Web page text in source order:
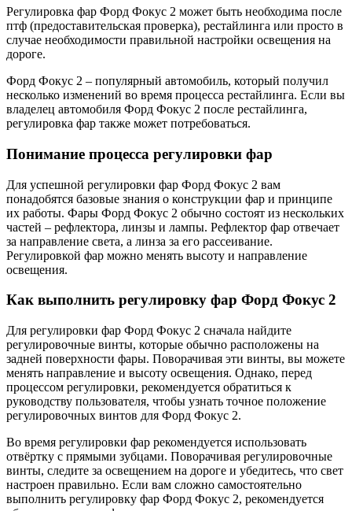
Регулировка фар Форд Фокус 2 может быть необходима после
птф (предоставительская проверка), рестайлинга или просто в
случае необходимости правильной настройки освещения на
дороге.
Форд Фокус 2 – популярный автомобиль, который получил
несколько изменений во время процесса рестайлинга. Если вы
владелец автомобиля Форд Фокус 2 после рестайлинга,
регулировка фар также может потребоваться.
Понимание процесса регулировки фар
Для успешной регулировки фар Форд Фокус 2 вам
понадобятся базовые знания о конструкции фар и принципе
их работы. Фары Форд Фокус 2 обычно состоят из нескольких
частей – рефлектора, линзы и лампы. Рефлектор фар отвечает
за направление света, а линза за его рассеивание.
Регулировкой фар можно менять высоту и направление
освещения.
Как выполнить регулировку фар Форд Фокус 2
Для регулировки фар Форд Фокус 2 сначала найдите
регулировочные винты, которые обычно расположены на
задней поверхности фары. Поворачивая эти винты, вы можете
менять направление и высоту освещения. Однако, перед
процессом регулировки, рекомендуется обратиться к
руководству пользователя, чтобы узнать точное положение
регулировочных винтов для Форд Фокус 2.
Во время регулировки фар рекомендуется использовать
отвёртку с прямыми зубцами. Поворачивая регулировочные
винты, следите за освещением на дороге и убедитесь, что свет
настроен правильно. Если вам сложно самостоятельно
выполнить регулировку фар Форд Фокус 2, рекомендуется